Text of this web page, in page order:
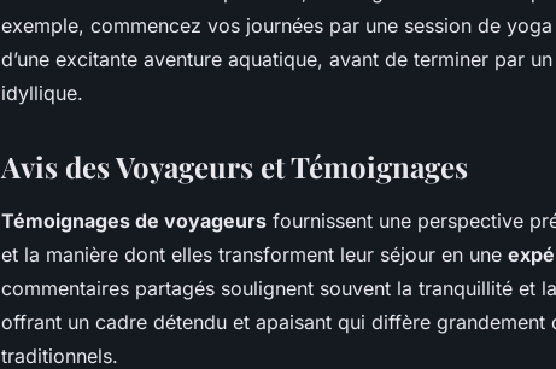
exemple, commencez vos journées par une session de
d’une excitante aventure aquatique, avant de terminer par
idyllique.
Avis des Voyageurs et Témoignages
Témoignages de voyageurs fournissent une perspective
et la manière dont elles transforment leur séjour en une
commentaires partagés soulignent souvent la tranquillité et
offrant un cadre détendu et apaisant qui diffère grandement
traditionnels.